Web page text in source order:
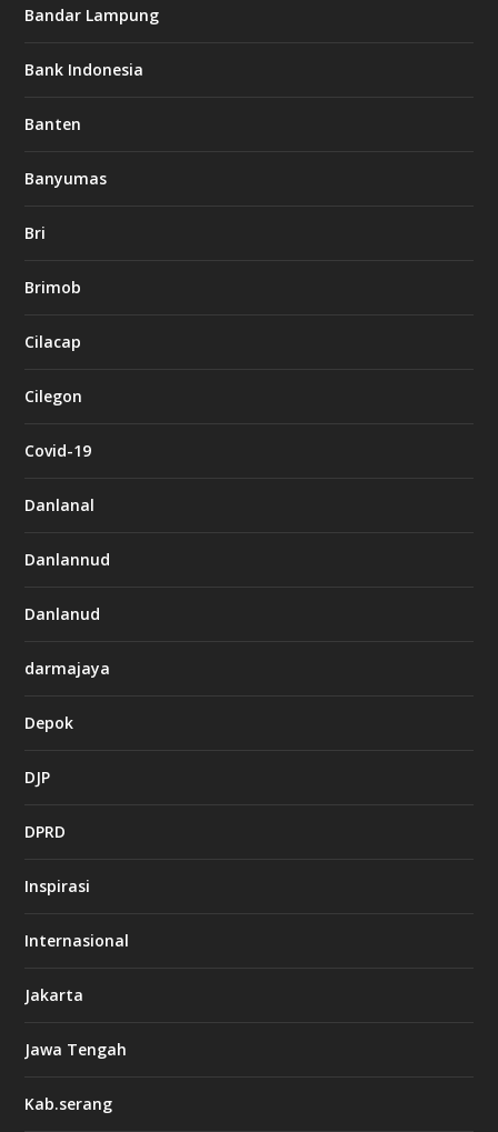
Bandar Lampung
Bank Indonesia
Banten
Banyumas
Bri
Brimob
Cilacap
Cilegon
Covid-19
Danlanal
Danlannud
Danlanud
darmajaya
Depok
DJP
DPRD
Inspirasi
Internasional
Jakarta
Jawa Tengah
Kab.serang